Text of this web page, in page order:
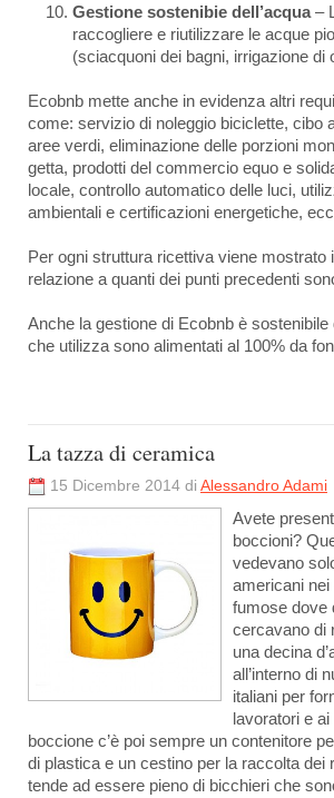
Gestione sostenibie dell’acqua–
raccogliere e riutilizzare le acque
(sciacquoni dei bagni, irrigazione di
Ecobnb mette anche in evidenza altri
come: servizio di noleggio biciclette, cibo
aree verdi, eliminazione delle porzioni
getta, prodotti del commercio equo e
locale, controllo automatico delle luci,
ambientali e certificazioni energetiche,
Per ogni struttura ricettiva viene mostrato
relazione a quanti dei punti precedenti
Anche la gestione di Ecobnb è
che utilizza sono alimentati al 100% da
La tazza di ceramica
15 Dicembre 2014 di Alessandro Adami
Avete
boccioni?
vedevano
americani nei
fumose dove
cercavano di
una decina
all’interno di
italiani per
lavoratori e
boccione c’è poi sempre un contenitore
di plastica e un cestino per la raccolta dei
tende ad essere pieno di bicchieri che